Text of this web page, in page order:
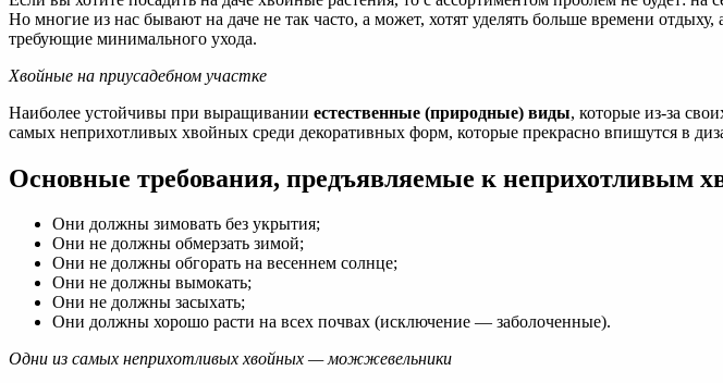
Но многие из нас бывают на даче не так часто, а может, хотят уделять больше времени
требующие минимального ухода.
Хвойные на приусадебном участке
Наиболее устойчивы при выращивании естественные (природные) виды, которые из-за
самых неприхотливых хвойных среди декоративных форм, которые прекрасно впишутся в
Основные требования, предъявляемые к неприхотливым
Они должны зимовать без укрытия;
Они не должны обмерзать зимой;
Они не должны обгорать на весеннем солнце;
Они не должны вымокать;
Они не должны засыхать;
Они должны хорошо расти на всех почвах (исключение — заболоченные).
Одни из самых неприхотливых хвойных — можжевельники